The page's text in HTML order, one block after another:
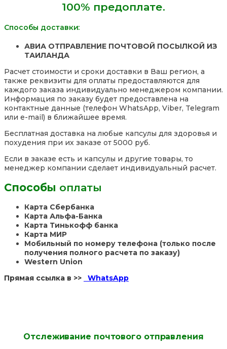
Таиланд
100% предоплате.
Способы доставки:
АВИА ОТПРАВЛЕНИЕ ПОЧТОВОЙ ПОСЫЛКОЙ ИЗ
ТАИЛАНДА
Расчет стоимости и сроки доставки в Ваш регион, а
также реквизиты для оплаты предоставляются для
каждого заказа индивидуально менеджером компании.
Информация по заказу будет предоставлена на
контактные данные (телефон WhatsApp, Viber, Telegram
или e-mail) в ближайшее время.
Бесплатная доставка на любые капсулы для здоровья и
похудения при их заказе от 5000 руб.
Если в заказе есть и капсулы и другие товары, то
менеджер компании сделает индивидуальный расчет.
Способы оплаты
Карта Сбербанка
Карта Альфа-Банка
Карта Тинькофф банка
Карта МИР
Мобильный по номеру телефона (только после
получения полного расчета по заказу)
Western Union
Прямая ссылка в >>
WhatsApp
Отслеживание почтового отправления